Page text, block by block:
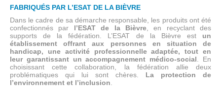
FABRIQUÉS PAR L’ESAT DE LA BIÈVRE
Dans le cadre de sa démarche responsable, les produits ont été
confectionnés par l’ESAT de la Bièvre, en recyclant des
supports de la fédération. L’ESAT de la Bièvre est un
établissement offrant aux personnes en situation de
handicap, une activité professionnelle adaptée, tout en
leur garantissant un accompagnement médico-social . En
choisissant cette collaboration, la fédération allie deux
problématiques qui lui sont chères. La protection de
l’environnement et l’inclusion